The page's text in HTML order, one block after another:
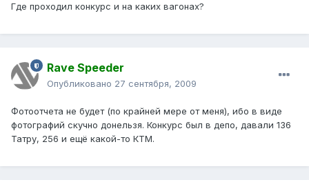
Где проходил конкурс и на каких вагонах?
Rave Speeder
Опубликовано 27 сентября, 2009
Фотоотчета не будет (по крайней мере от меня), ибо в виде
фотографий скучно донельзя. Конкурс был в депо, давали 136
Татру, 256 и ещё какой-то КТМ.